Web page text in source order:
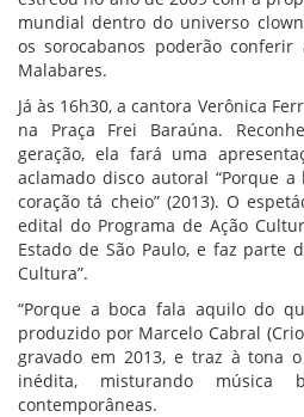
mundial dentro do universo
os sorocabanos poderão conferir
Malabares.
Já às 16h30, a cantora Verônica
na Praça Frei Baraúna.
geração, ela fará uma
aclamado disco autoral “Porque
coração tá cheio” (2013). O
edital do Programa de Ação
Estado de São Paulo, e faz parte
Cultura”.
“Porque a boca fala aquilo do
produzido por Marcelo Cabral
gravado em 2013, e traz à tona
inédita, misturando música
contemporâneas.